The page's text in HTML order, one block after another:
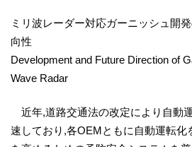
ミリ波レーダー対応ガーニッシュ開
向性
Development and Future Direction of
Wave Radar
近年,道路交通法の改定により自動
速しており,各OEMともに自動運転化